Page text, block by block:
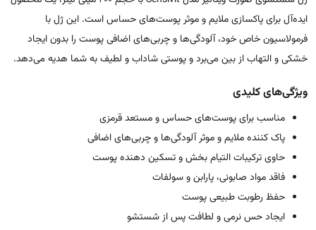
ایده‌آل برای پاکسازی ملایم و موثر پوست‌های حساس است. این ژل با
فرمولاسیون خاص خود، آلودگی‌ها و چربی‌های اضافی پوست را بدون ایجاد
خشکی و التهاب از بین می‌برد و پوستی شاداب و لطیف به شما هدیه می‌دهد.
ویژگی‌های کلیدی
مناسب برای پوست‌های حساس و مستعد قرمزی
پاک کننده ملایم و موثر آلودگی‌ها و چربی‌های اضافی
حاوی ترکیبات التیام بخش و تسکین دهنده پوست
فاقد مواد صابونی، پارابن و سولفات
حفظ رطوبت طبیعی پوست
ایجاد حس نرمی و لطافت پس از شستشو